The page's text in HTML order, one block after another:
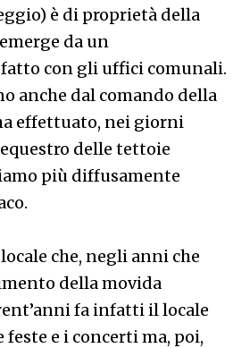
è di proprietà della
da un
con gli uffici comunali.
anche dal comando della
effettuato, nei giorni
delle tettoie
più diffusamente
che, negli anni che
della movida
fa infatti il locale
feste e i concerti ma, poi,